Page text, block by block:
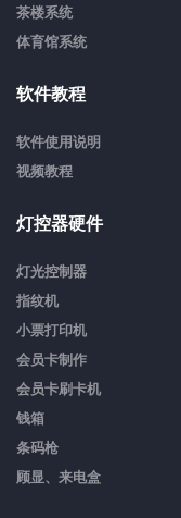
茶楼系统
体育馆系统
软件教程
软件使用说明
视频教程
灯控器硬件
灯光控制器
指纹机
小票打印机
会员卡制作
会员卡刷卡机
钱箱
条码枪
顾显、来电盒